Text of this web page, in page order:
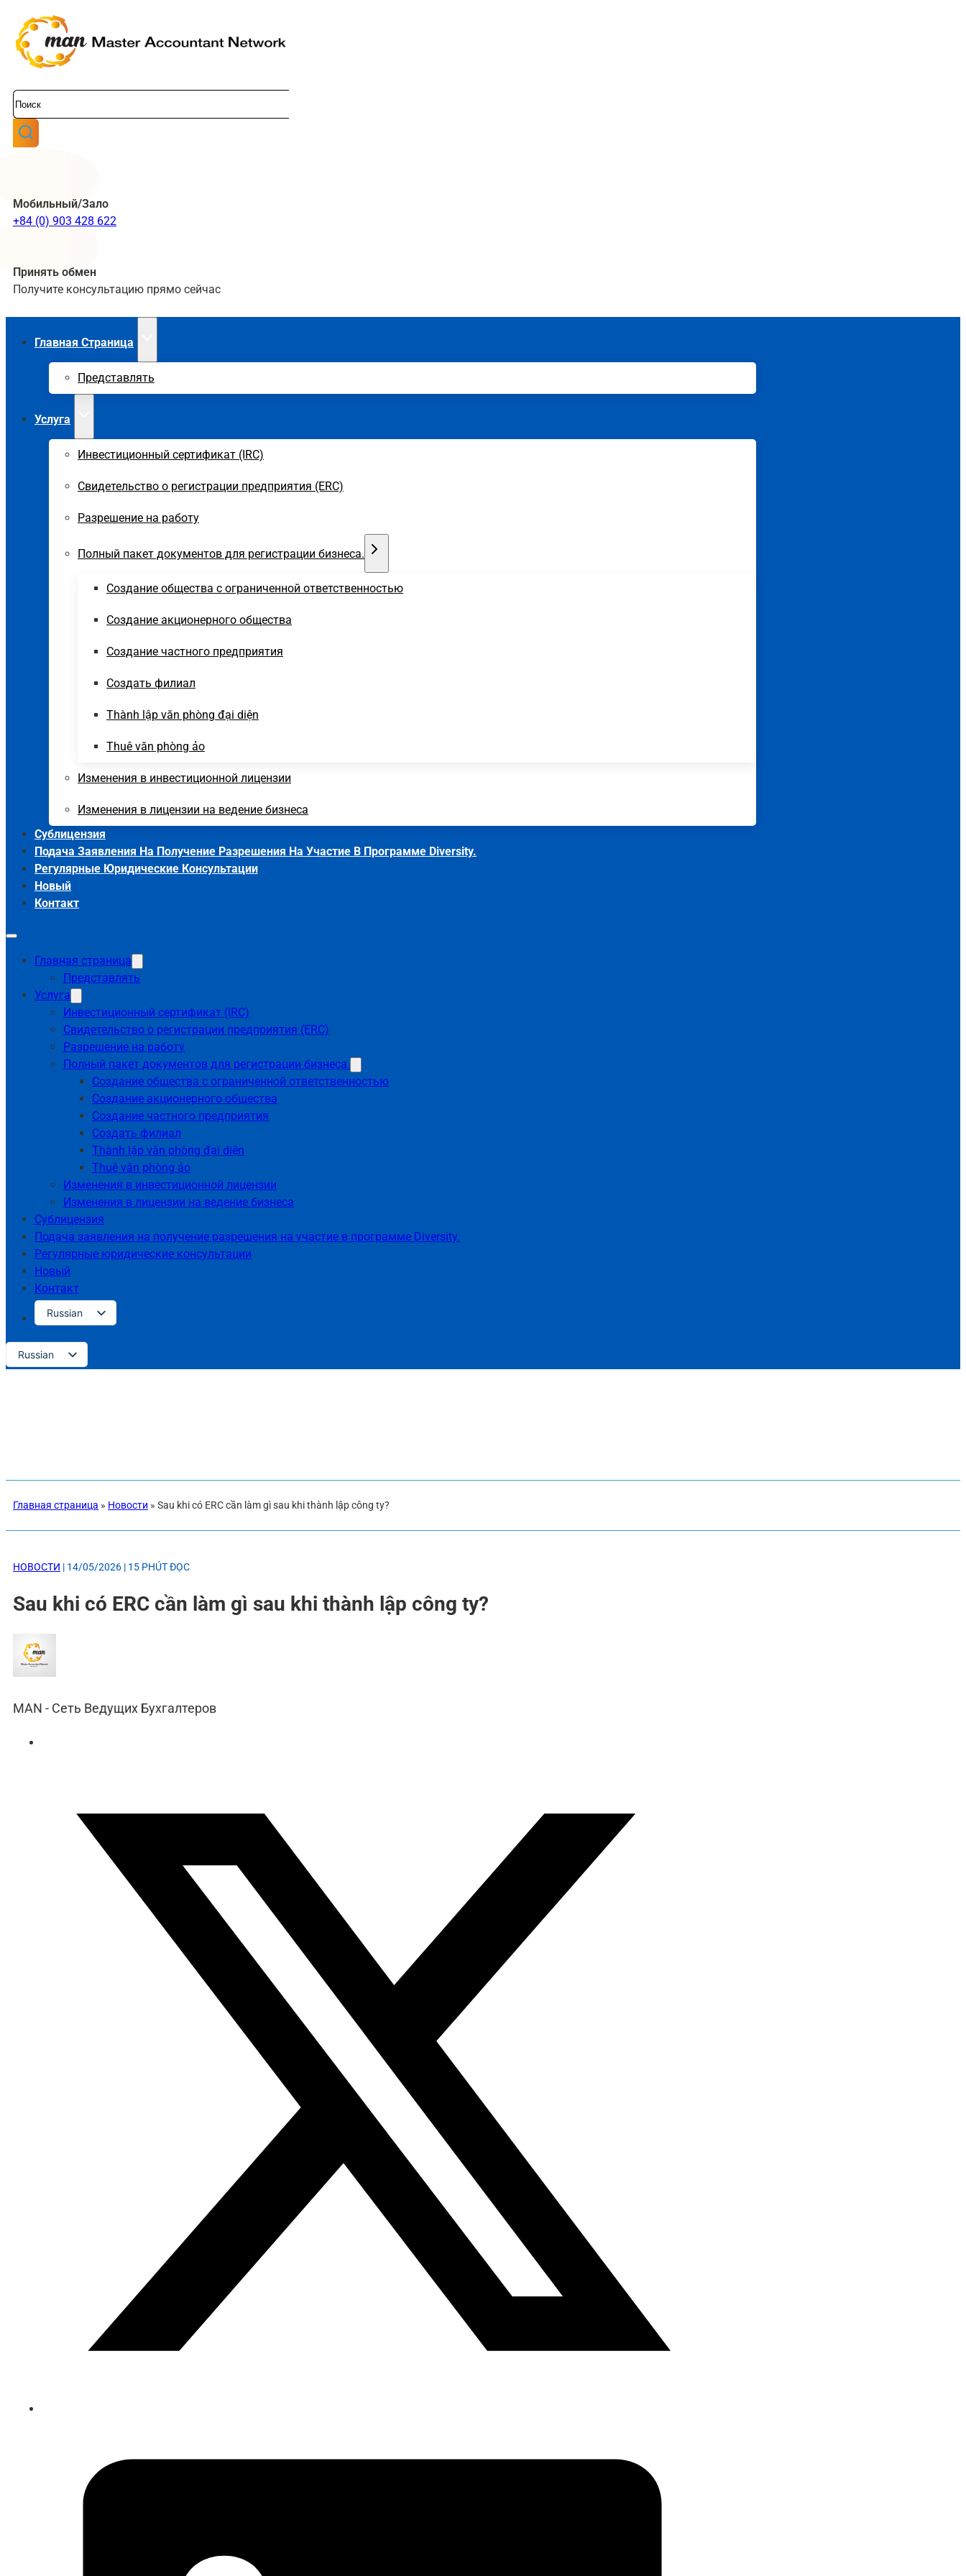
Поиск
Мобильный/Зало
+84 (0) 903 428 622
Принять обмен
Получите консультацию прямо сейчас
Главная Страница
Представлять
Услуга
Инвестиционный сертификат (IRC)
Свидетельство о регистрации предприятия (ERC)
Разрешение на работу
Полный пакет документов для регистрации бизнеса.
Создание общества с ограниченной ответственностью
Создание акционерного общества
Создание частного предприятия
Создать филиал
Thành lập văn phòng đại diện
Thuê văn phòng ảo
Изменения в инвестиционной лицензии
Изменения в лицензии на ведение бизнеса
Сублицензия
Подача Заявления На Получение Разрешения На Участие В Программе Diversity.
Регулярные Юридические Консультации
Новый
Контакт
Главная страница
Представлять
Услуга
Инвестиционный сертификат (IRC)
Свидетельство о регистрации предприятия (ERC)
Разрешение на работу
Полный пакет документов для регистрации бизнеса.
Создание общества с ограниченной ответственностью
Создание акционерного общества
Создание частного предприятия
Создать филиал
Thành lập văn phòng đại diện
Thuê văn phòng ảo
Изменения в инвестиционной лицензии
Изменения в лицензии на ведение бизнеса
Сублицензия
Подача заявления на получение разрешения на участие в программе Diversity.
Регулярные юридические консультации
Новый
Контакт
Russian
English
Russian
Главная страница » Новости » Sau khi có ERC cần làm gì sau khi thành lập công ty?
НОВОСТИ | 14/05/2026 | 15 PHÚT ĐỌC
Sau khi có ERC cần làm gì sau khi thành lập công ty?
MAN - Сеть Ведущих Бухгалтеров